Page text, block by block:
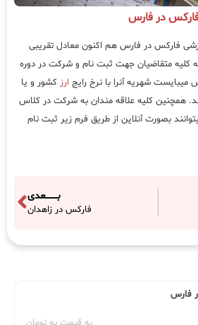
در فارس
فارکس در فارس هم اکنون معادل تقریبی
میباشد که کلیه متقاضیان جهت ثبت نام و شرکت در دوره
شهریه آنرا با نرخ رایج ارز کشور و یا
همچنین کلیه علاقه مندان به شرکت در کلاس
بصورت آنلاین از طریق فرم زیر ثبت نام
بــــــــعدی
فارکس در زاهدان
فارس